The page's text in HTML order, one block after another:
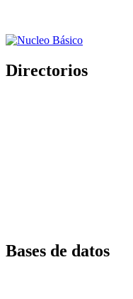
Directorios
Bases de datos